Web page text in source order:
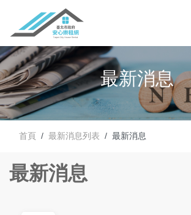
最新消息
首頁 最新消息列表 最新消息
最新消息